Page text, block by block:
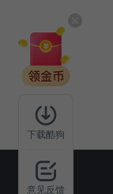
下载酷狗
意见反馈